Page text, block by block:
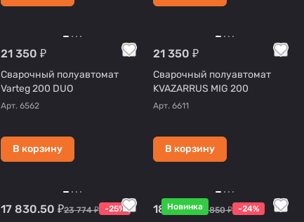
21 350 ₽
Сварочный полуавтомат
Varteg 200 DUO
Арт. 6562
В корзину
21 350 ₽
Сварочный полуавтомат
KVAZARRUS MIG 200
Арт. 6611
В корзину
17 830.50 ₽23 774 ₽ -25% Новинка
18 126 ₽23 850 ₽ -24%